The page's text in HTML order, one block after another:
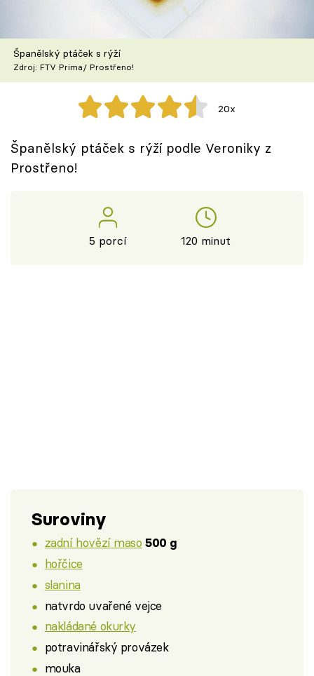
Recepty z TV
Speciál: Cuketa
Těhotnej kuchař
Sledujte prima+
Španělský ptáček s rýží
Zdroj: FTV Prima/ Prostřeno!
20x
Španělský ptáček s rýží podle Veroniky z
Prostřeno!
5 porcí 120 minut
Suroviny
zadní hovězí maso 500 g
hořčice
slanina
natvrdo uvařené vejce
nakládané okurky
potravinářský provázek
mouka